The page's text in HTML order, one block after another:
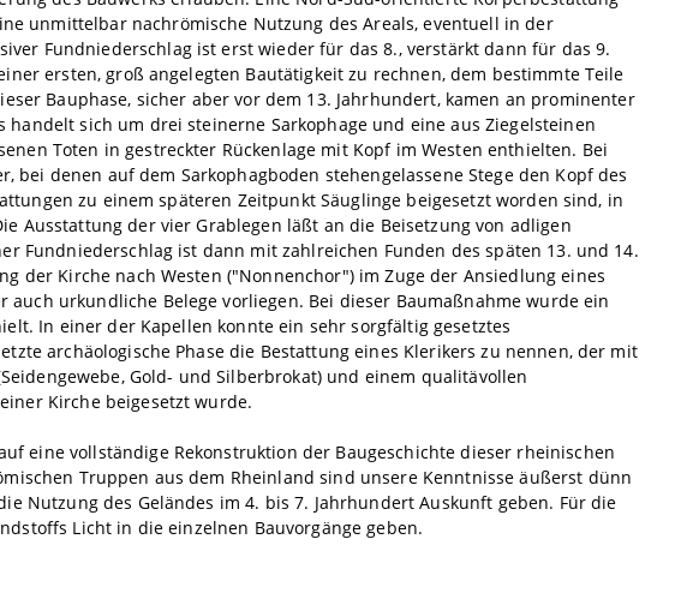
unmittelbar nachrömische Nutzung des Areals, eventuell in der
Fundniederschlag ist erst wieder für das 8., verstärkt dann für das 9.
ersten, groß angelegten Bautätigkeit zu rechnen, dem bestimmte Teile
Bauphase, sicher aber vor dem 13. Jahrhundert, kamen an prominenter
sich um drei steinerne Sarkophage und eine aus Ziegelsteinen
Toten in gestreckter Rückenlage mit Kopf im Westen enthielten. Bei
denen auf dem Sarkophagboden stehengelassene Stege den Kopf des
zu einem späteren Zeitpunkt Säuglinge beigesetzt worden sind, in
Ausstattung der vier Grablegen läßt an die Beisetzung von adligen
Fundniederschlag ist dann mit zahlreichen Funden des späten 13. und 14.
der Kirche nach Westen ("Nonnenchor") im Zuge der Ansiedlung eines
urkundliche Belege vorliegen. Bei dieser Baumaßnahme wurde ein
In einer der Kapellen konnte ein sehr sorgfältig gesetztes
archäologische Phase die Bestattung eines Klerikers zu nennen, der mit
Gold- und Silberbrokat) und einem qualitävollen
Kirche beigesetzt wurde.
eine vollständige Rekonstruktion der Baugeschichte dieser rheinischen
Truppen aus dem Rheinland sind unsere Kenntnisse äußerst dünn
Nutzung des Geländes im 4. bis 7. Jahrhundert Auskunft geben. Für die
Licht in die einzelnen Bauvorgänge geben.